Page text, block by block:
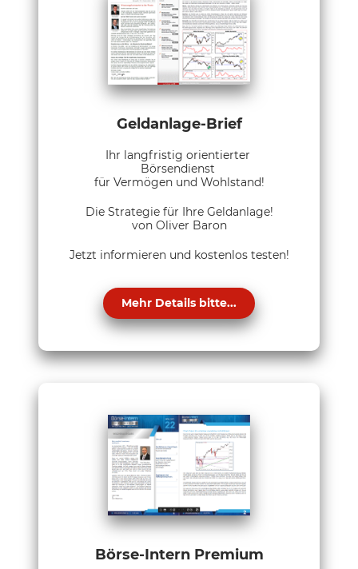
Geldanlage-Brief
Ihr langfristig orientierter
Börsendienst
für Vermögen und Wohlstand!
Die Strategie für Ihre Geldanlage!
von Oliver Baron
Jetzt informieren und kostenlos testen!
Mehr Details bitte...
Börse-Intern Premium